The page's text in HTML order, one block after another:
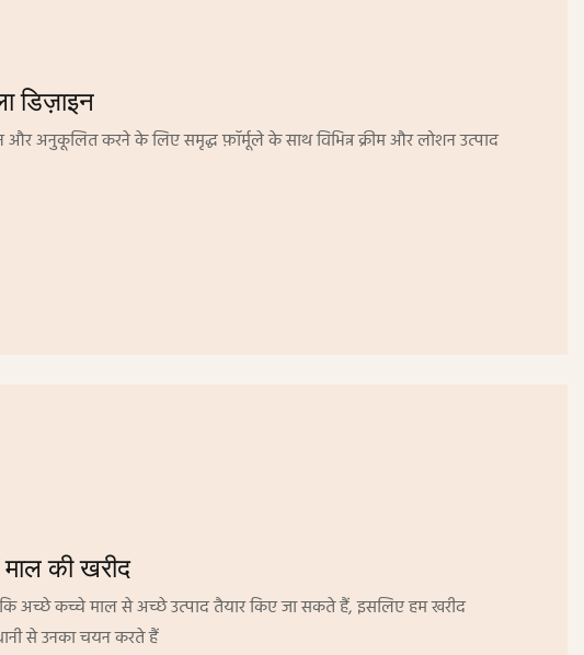
डिज़ाइन
अनुकूलित करने के लिए समृद्ध फ़ॉर्मूले के साथ विभिन्न क्रीम और लोशन उत्पाद
की खरीद
कि अच्छे कच्चे माल से अच्छे उत्पाद तैयार किए जा सकते हैं, इसलिए हम खरीद
से उनका चयन करते हैं